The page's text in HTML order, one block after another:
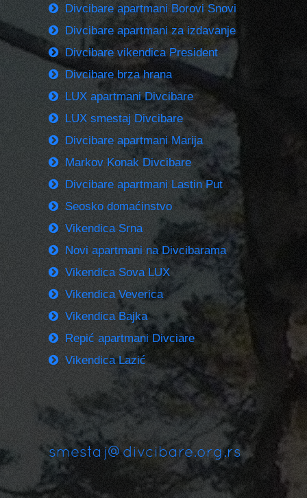
Divcibare apartmani Borovi Snovi
Divcibare apartmani za izdavanje
Divcibare vikendica President
Divcibare brza hrana
LUX apartmani Divcibare
LUX smestaj Divcibare
Divcibare apartmani Marija
Markov Konak Divcibare
Divcibare apartmani Lastin Put
Seosko domaćinstvo
Vikendica Srna
Novi apartmani na Divcibarama
Vikendica Sova LUX
Vikendica Veverica
Vikendica Bajka
Repić apartmani Divciare
Vikendica Lazić
smestaj@divcibare.org.rs